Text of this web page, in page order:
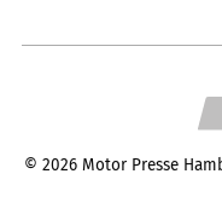
© 2026 Motor Presse